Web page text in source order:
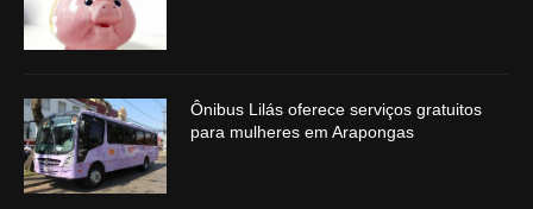
Ônibus Lilás oferece serviços gratuitos
para mulheres em Arapongas